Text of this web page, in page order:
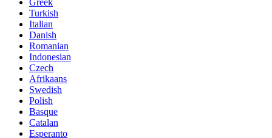
Turkish
Italian
Danish
Romanian
Indonesian
Czech
Afrikaans
Swedish
Polish
Basque
Catalan
Esperanto